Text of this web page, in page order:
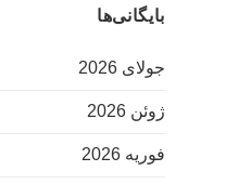
بایگانی‌ها
جولای 2026
ژوئن 2026
فوریه 2026